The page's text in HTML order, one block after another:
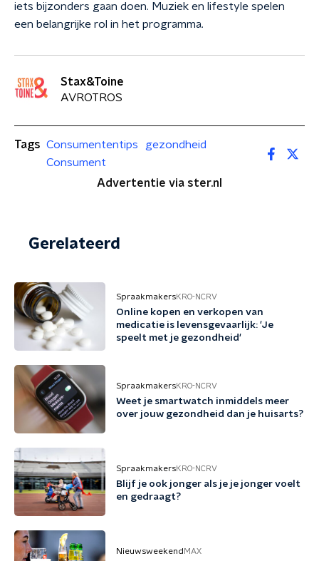
iets bijzonders gaan doen. Muziek en lifestyle spelen
een belangrijke rol in het programma.
Stax&Toine
AVROTROS
Tags Consumententips
gezondheid
Consument
Advertentie via ster.nl
Gerelateerd
SpraakmakersKRO-NCRV
Online kopen en verkopen van
medicatie is levensgevaarlijk: 'Je
speelt met je gezondheid'
SpraakmakersKRO-NCRV
Weet je smartwatch inmiddels meer
over jouw gezondheid dan je huisarts?
SpraakmakersKRO-NCRV
Blijf je ook jonger als je je jonger voelt
en gedraagt?
Nieuwsweekend MAX